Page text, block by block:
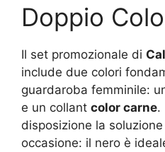
Doppio
Il set promozionale di
include due colori
guardaroba femminile:
e un collant color carne.
disposizione la
occasione: il nero è